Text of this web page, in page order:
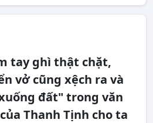
tay ghì thật chặt,
vở cũng xệch ra và
đất" trong văn
Thanh Tịnh cho ta